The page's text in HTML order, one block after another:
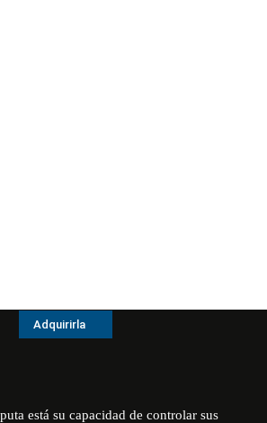
Adquirirla
está su capacidad de controlar sus